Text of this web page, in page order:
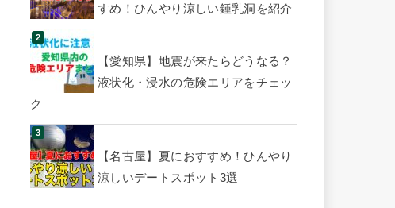
すめ！ひんやり涼しい鍾乳洞を紹介
【愛知県】地震が来たらどうなる？
液状化・浸水の危険エリアをチェッ
ク
【名古屋】夏におすすめ！ひんやり
涼しいデートスポット3選